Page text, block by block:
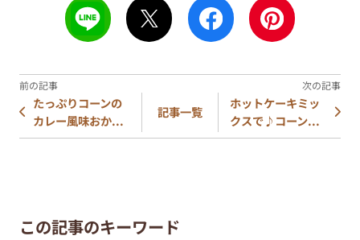
たっぷりコーンの
カレー風味おか...
記事一覧
ホットケーキミッ
クスで♪コーン...
この記事のキーワード